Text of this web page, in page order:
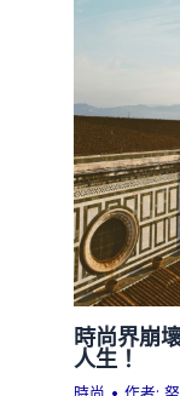
時尚界崩
人生！